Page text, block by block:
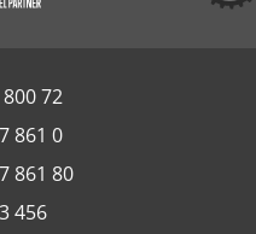
72
861 0
861 80
456